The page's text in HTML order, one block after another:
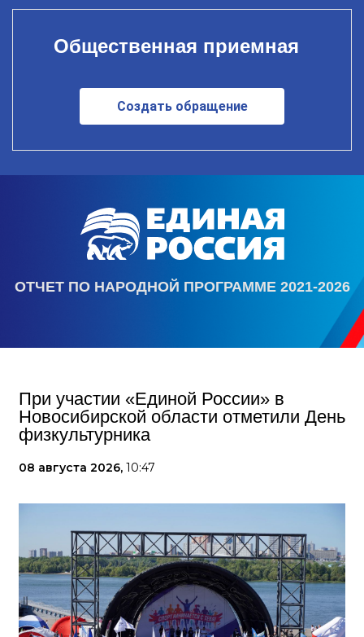
Общественная приемная
Создать обращение
ОТЧЕТ ПО НАРОДНОЙ ПРОГРАММЕ 2021-2026
При участии «Единой России» в
Новосибирской области отметили День
физкультурника
08 августа 2026, 10:47